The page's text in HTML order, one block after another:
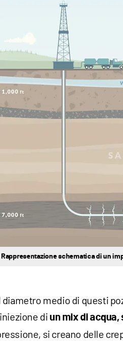
Rappresentazione schematica di un
diametro medio di questi
di un mix di
si creano delle